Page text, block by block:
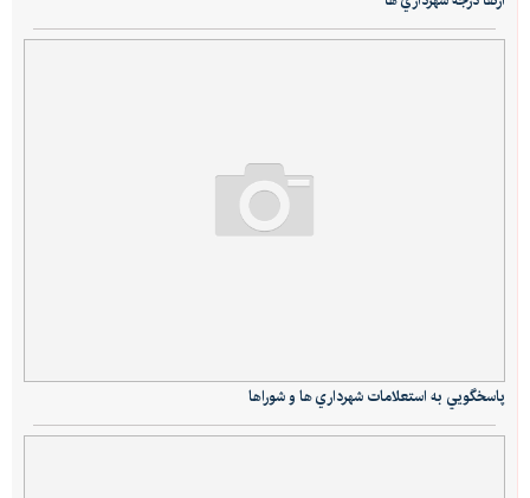
پاسخگويي به استعلامات شهرداري ها و شوراها